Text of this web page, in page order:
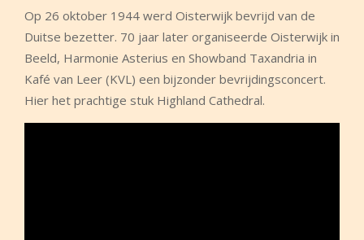
Op 26 oktober 1944 werd Oisterwijk bevrijd van de
Duitse bezetter. 70 jaar later organiseerde Oisterwijk in
Beeld, Harmonie Asterius en Showband Taxandria in
Kafé van Leer (KVL) een bijzonder bevrijdingsconcert.
Hier het prachtige stuk Highland Cathedral.